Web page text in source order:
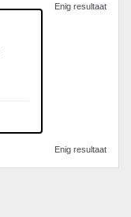
Enig resultaat
Enig resultaat